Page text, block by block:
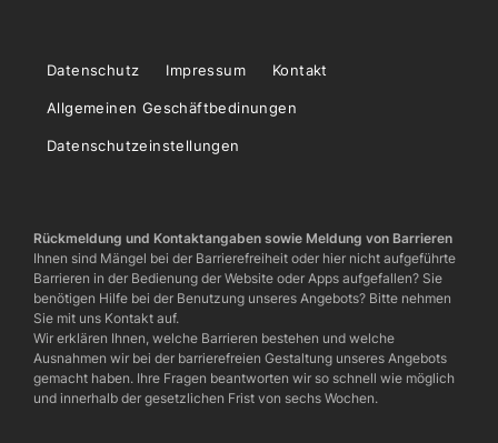
Datenschutz Impressum Kontakt
Allgemeinen Geschäftbedinungen
Datenschutzeinstellungen
Rückmeldung und Kontaktangaben sowie Meldung von Barrieren
Ihnen sind Mängel bei der Barrierefreiheit oder hier nicht aufgeführte
Barrieren in der Bedienung der Website oder Apps aufgefallen? Sie
benötigen Hilfe bei der Benutzung unseres Angebots? Bitte nehmen
Sie mit uns Kontakt auf.
Wir erklären Ihnen, welche Barrieren bestehen und welche
Ausnahmen wir bei der barrierefreien Gestaltung unseres Angebots
gemacht haben. Ihre Fragen beantworten wir so schnell wie möglich
und innerhalb der gesetzlichen Frist von sechs Wochen.